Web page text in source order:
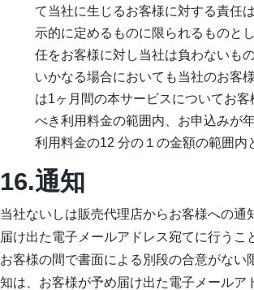
て当社に生じるお客様に対する責任
示的に定めるものに限られるものと
任をお客様に対し当社は負わないも
いかなる場合においても当社のお客
は1ヶ月間の本サービスについてお客
べき利用料金の範囲内、お申込みが
利用料金の12 分の１の金額の範囲内
16.通知
当社ないしは販売代理店からお客様への通
届け出た電子メールアドレス宛てに行うこ
お客様の間で書面による別段の合意がない
知は、お客様が予め届け出た電子メールア